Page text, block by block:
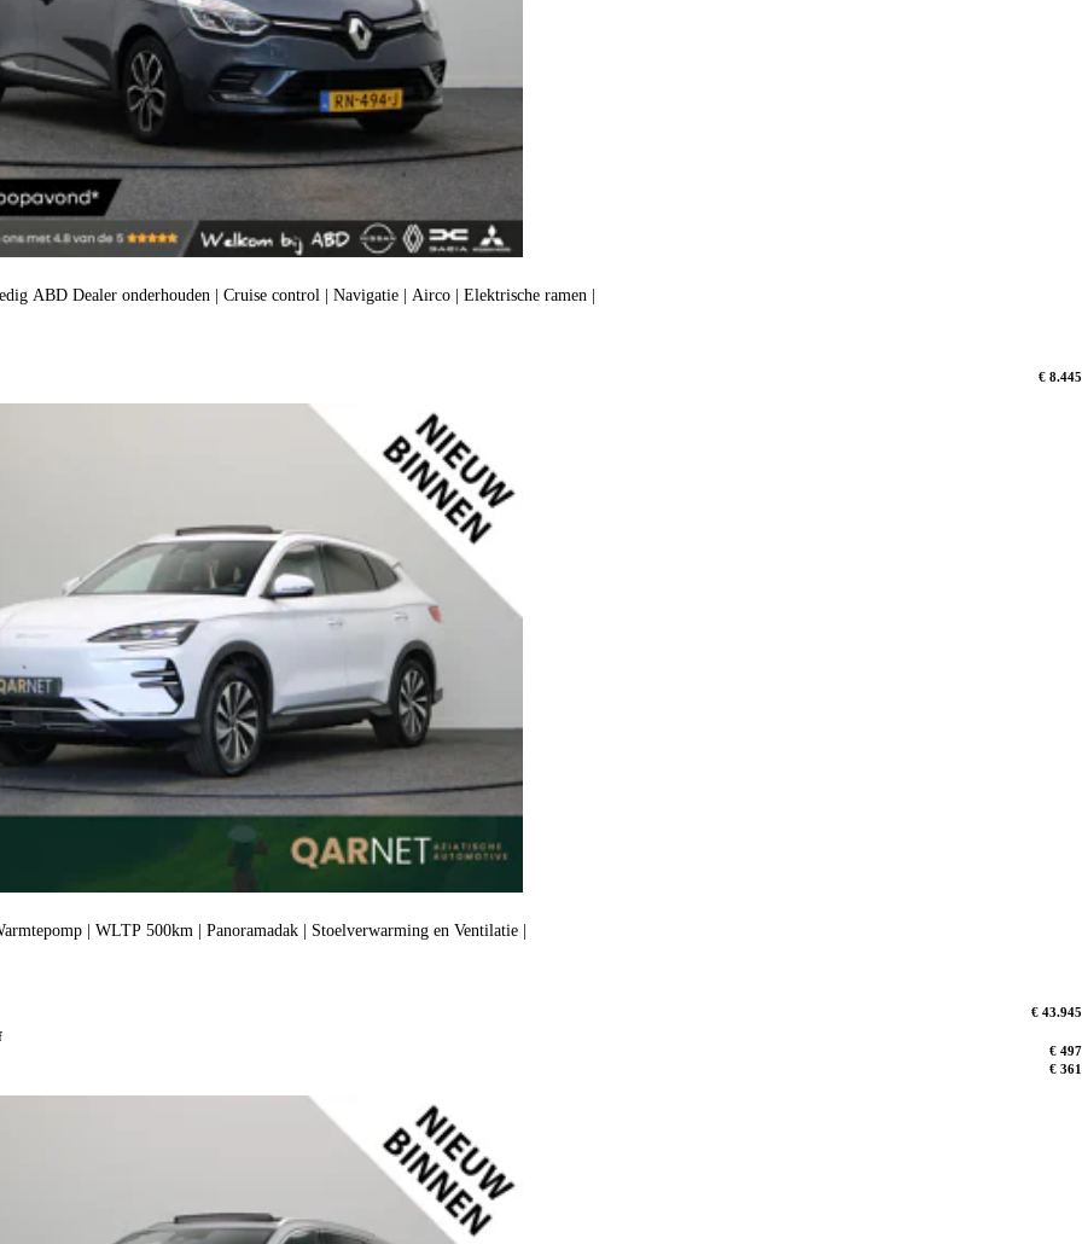
ABD Dealer onderhouden | Cruise control | Navigatie | Airco | Elektrische ramen |
€ 8.445
| WLTP 500km | Panoramadak | Stoelverwarming en Ventilatie |
€ 43.945
€ 497
€ 361